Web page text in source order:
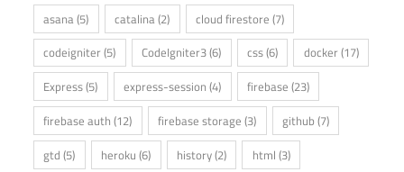
asana (5) catalina (2) cloud firestore (7)
codeigniter (5) CodeIgniter3(6) css(6) docker (17)
Express(5) express-session (4) firebase (23)
firebase auth (12) firebase storage (3) github (7)
gtd (5) heroku (6) history(2) html (3)